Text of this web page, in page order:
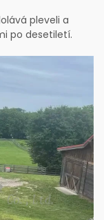
pleveli a
po desetiletí.